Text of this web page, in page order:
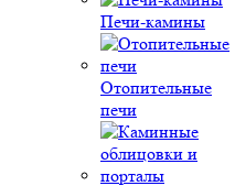
Печи-камины
Отопительные
печи